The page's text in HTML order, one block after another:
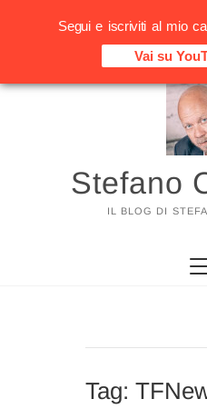
Vai
Stefano
IL BLOG DI
Tag:
Segui e iscriviti al mio
Vai su